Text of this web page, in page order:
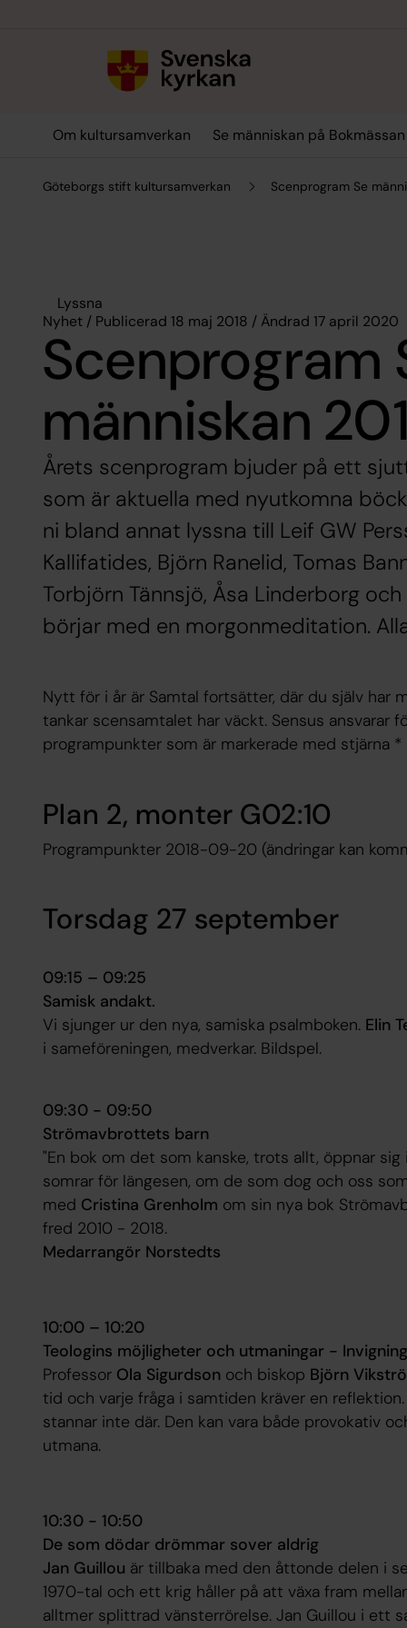
Om kultursamverkan Se människan på Bokmässan
Göteborgs stift kultursamverkan Scenprogram Se
Lyssna
Nyhet / Publicerad 18 maj 2018 / Ändrad 17 april 2020
Scenprogram
människan
Årets scenprogram bjuder på ett
som är aktuella med nyutkomna
ni bland annat lyssna till Leif GW
Kallifatides, Björn Ranelid, Tomas
Torbjörn Tännsjö, Åsa Linderborg
börjar med en morgonmeditation.
Nytt för i år är Samtal fortsätter, där du själv har
tankar scensamtalet har väckt. Sensus ansvarar
programpunkter som är markerade med stjärna *
Plan 2, monter G02:10
Programpunkter 2018-09-20 (ändringar kan
Torsdag 27 september
09:15 – 09:25
Samisk andakt.
Vi sjunger ur den nya, samiska psalmboken. Elin
i sameföreningen, medverkar. Bildspel.
09:30 - 09:50
Strömavbrottets barn
"En bok om det som kanske, trots allt, öppnar
somrar för längesen, om de som dog och oss
med Cristina Grenholm om sin nya bok
fred 2010 - 2018.
Medarrangör Norstedts
10:00 – 10:20
Teologins möjligheter och utmaningar -
Professor Ola Sigurdsonoch biskop Björn
tid och varje fråga i samtiden kräver en
stannar inte där. Den kan vara både provokativ
utmana.
10:30 - 10:50
De som dödar drömmar sover aldrig
Jan Guillou är tillbaka med den åttonde delen i
1970-tal och ett krig håller på att växa fram
alltmer splittrad vänsterrörelse. Jan Guillou i ett